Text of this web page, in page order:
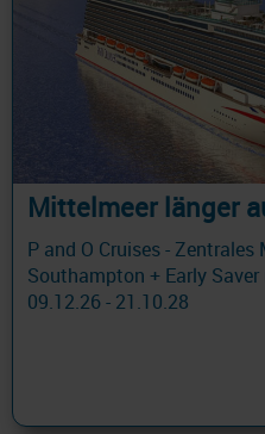
Mittelmeer länger
P and O Cruises -
Southampton + Early
09.12.26 - 21.10.28